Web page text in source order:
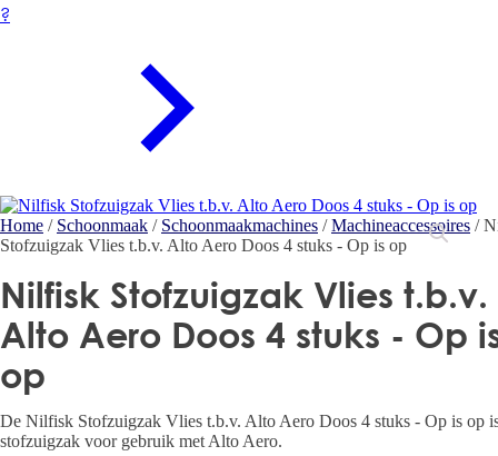
?
Home / Schoonmaak / Schoonmaakmachines /Machineaccessoires /
Stofzuigzak Vlies t.b.v. Alto Aero Doos 4 stuks - Op is op
Nilfisk Stofzuigzak Vlies t.b.v.
Alto Aero Doos 4 stuks - Op
op
De Nilfisk Stofzuigzak Vlies t.b.v. Alto Aero Doos 4 stuks - Op is op
stofzuigzak voor gebruik met Alto Aero.